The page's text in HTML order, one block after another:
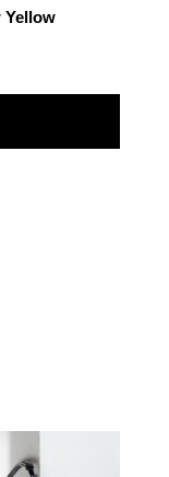
Yellow